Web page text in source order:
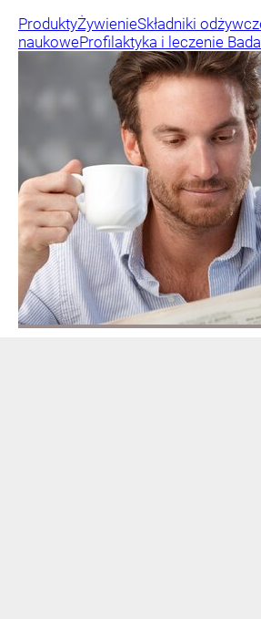
ProduktyŻywienieSkładniki
naukoweProfilaktyka i leczenie